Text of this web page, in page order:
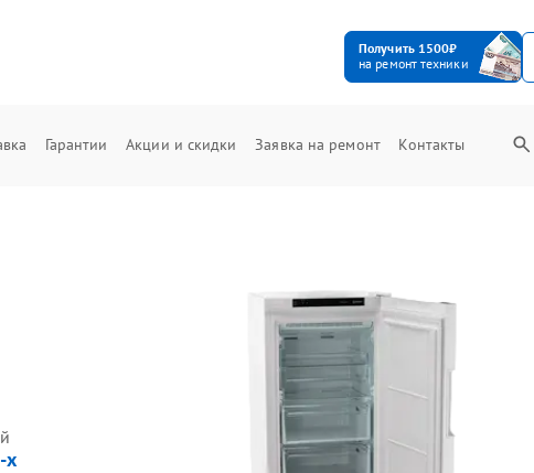
Получить 1500₽
на ремонт техники
Гарантии Акции и скидки Заявка на ремонт Контакты
х